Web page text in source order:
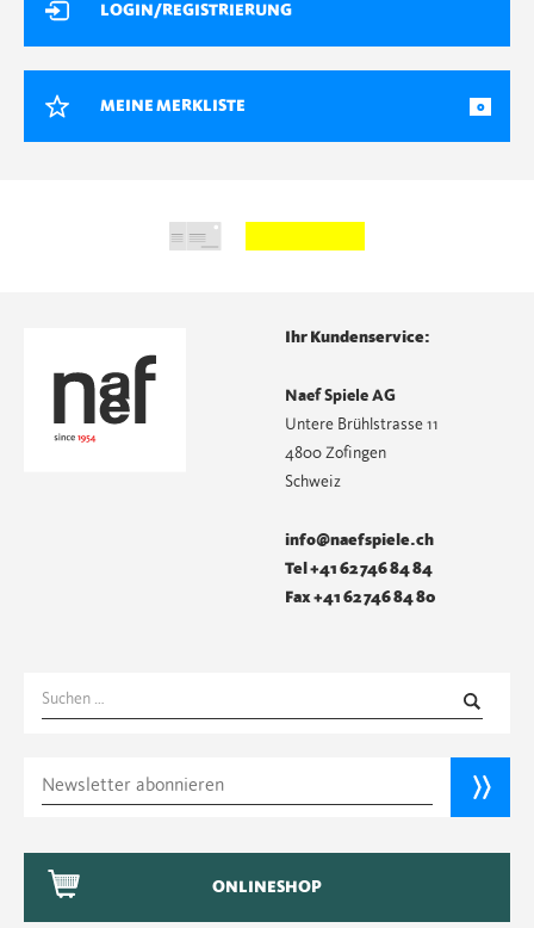
LOGIN/REGISTRIERUNG
MEINE MERKLISTE 0
Ihr Kundenservice:
Naef Spiele AG
Untere Brühlstrasse 11
4800 Zofingen
Schweiz
info@naefspiele.ch
Tel +41 62 746 84 84
Fax +41 62 746 84 80
Suchen
nach:
ONLINESHOP